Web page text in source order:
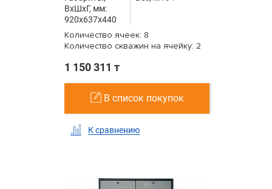
ВxШxГ, мм:
920x637x440
Количество ячеек: 8
Количество скважин на ячейку: 2
1 150 311 т
В список покупок
К сравнению